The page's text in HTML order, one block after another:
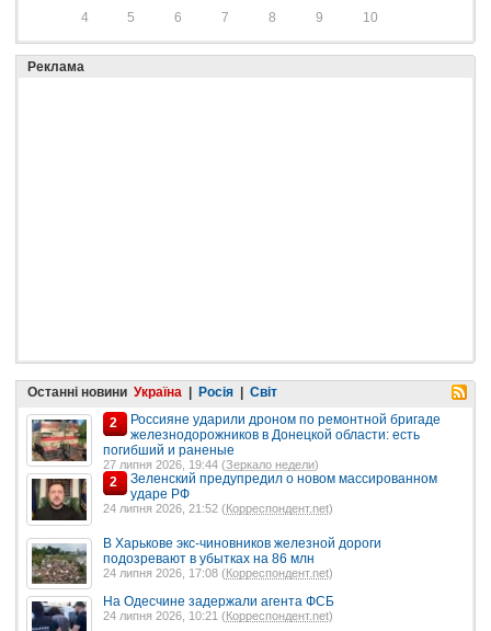
4
5 6 7 8 9 10
Реклама
Останні новини Україна Росія
Світ
2
Россияне ударили дроном по ремонтной бригаде
железнодорожников в Донецкой области: есть
погибший и раненые
27 липня 2026, 19:44 (Зеркало недели)
2
Зеленский предупредил о новом массированном
ударе РФ
24 липня 2026, 21:52 (Корреспондент.net)
В Харькове экс-чиновников железной дороги
подозревают в убытках на 86 млн
24 липня 2026, 17:08 (Корреспондент.net)
На Одесчине задержали агента ФСБ
24 липня 2026, 10:21 (Корреспондент.net)